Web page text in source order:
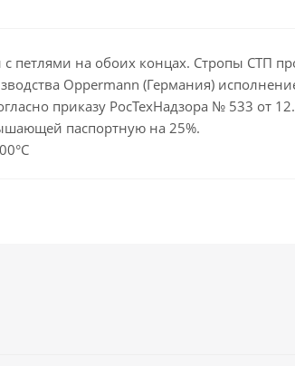
петлями на обоих концах. Стропы СТП
Oppermann (Германия)
приказу РосТехНадзора № 533 от
паспортную на 25%.